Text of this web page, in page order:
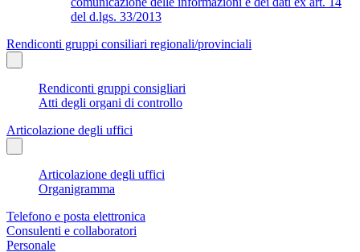
del d.lgs. 33/2013
Rendiconti gruppi consiliari regionali/provinciali
Rendiconti gruppi consigliari
Atti degli organi di controllo
Articolazione degli uffici
Articolazione degli uffici
Organigramma
Telefono e posta elettronica
Consulenti e collaboratori
Personale